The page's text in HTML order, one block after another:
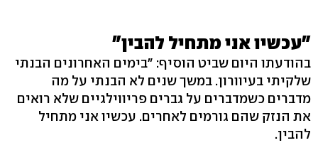
"עכשיו אני מתחיל להבין"
בהודעתו היום שביט הוסיף: "בימים האחרונים הבנתי
שלקיתי בעיוורון. במשך שנים לא הבנתי על מה
מדברים כשמדברים על גברים פריווילגיים שלא רואים
את הנזק שהם גורמים לאחרים. עכשיו אני מתחיל
להבין.